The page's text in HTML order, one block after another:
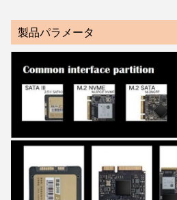
製品パラメータ